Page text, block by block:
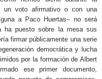
un voto afirmativo o con una
a Paco Huertas– no será
ha puesto sobre la mesa sus
firmar públicamente una serie
democrática y lucha
por la formación de Albert
ese primer documento,